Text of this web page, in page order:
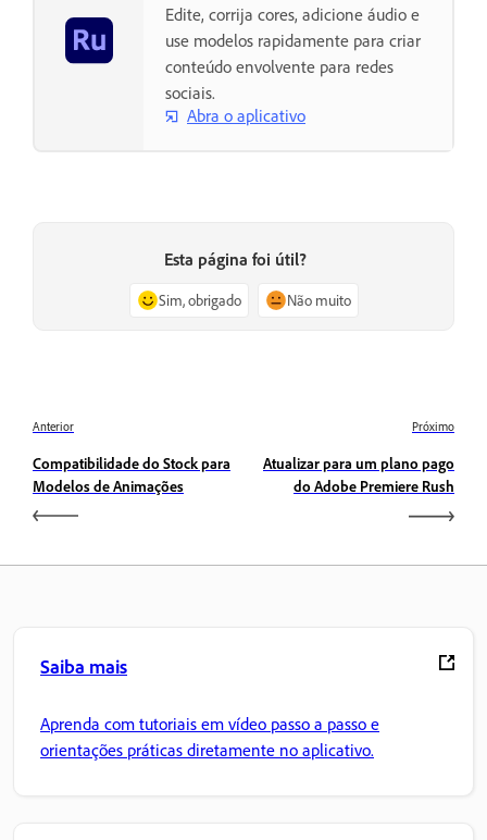
Edite, corrija cores, adicione áudio e
use modelos rapidamente para criar
conteúdo envolvente para redes
sociais.
Abra o aplicativo
Esta página foi útil?
Sim, obrigado Não muito
Anterior
Compatibilidade do Stock para
Modelos de Animações
Próximo
Atualizar para um plano pago
do Adobe Premiere Rush
Saiba mais
Aprenda com tutoriais em vídeo passo a passo e
orientações práticas diretamente no aplicativo.